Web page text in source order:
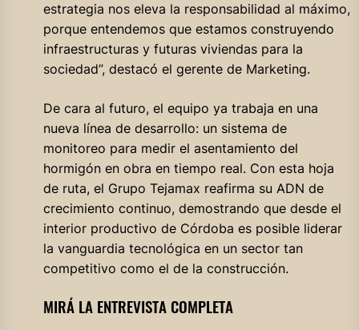
estrategia nos eleva la responsabilidad al máximo,
porque entendemos que estamos construyendo
infraestructuras y futuras viviendas para la
sociedad”, destacó el gerente de Marketing.
De cara al futuro, el equipo ya trabaja en una
nueva línea de desarrollo: un sistema de
monitoreo para medir el asentamiento del
hormigón en obra en tiempo real. Con esta hoja
de ruta, el Grupo Tejamax reafirma su ADN de
crecimiento continuo, demostrando que desde el
interior productivo de Córdoba es posible liderar
la vanguardia tecnológica en un sector tan
competitivo como el de la construcción.
MIRÁ LA ENTREVISTA COMPLETA